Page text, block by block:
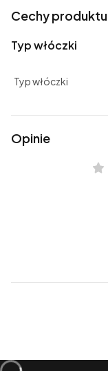
Cechy produktu
Typ włóczki
Typ włóczki
Opinie